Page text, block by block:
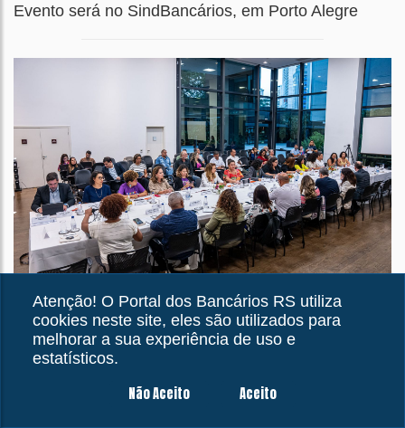
Atenção! O Portal dos Bancários RS utiliza
cookies neste site, eles são utilizados para
melhorar a sua experiência de uso e
estatísticos.
Evento será no SindBancários, em Porto Alegre
Mulheres | 01/04/2025
Igualdade de Oportunidades:
bancárias avaliam resultados
da mesa e cobram avanços